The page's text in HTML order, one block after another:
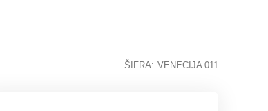
ŠIFRA: VENECIJA 011